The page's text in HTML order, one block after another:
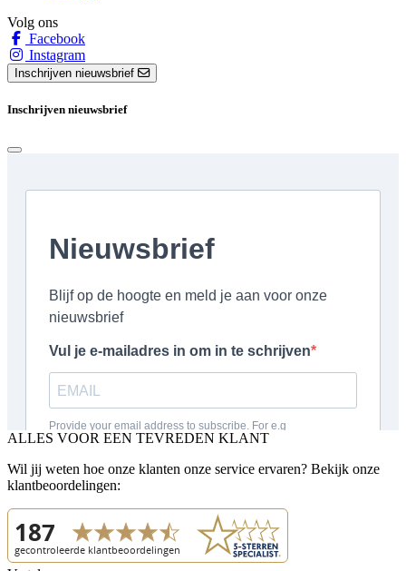
Volg ons
Facebook
Instagram
Inschrijven nieuwsbrief
Inschrijven nieuwsbrief
ALLES VOOR EEN TEVREDEN KLANT
Wil jij weten hoe onze klanten onze service ervaren? Bekijk onze
klantbeoordelingen: